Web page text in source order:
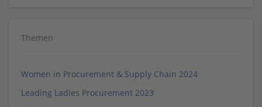
Themen
Women in Procurement & Supply Chain 2024
Leading Ladies Procurement 2023